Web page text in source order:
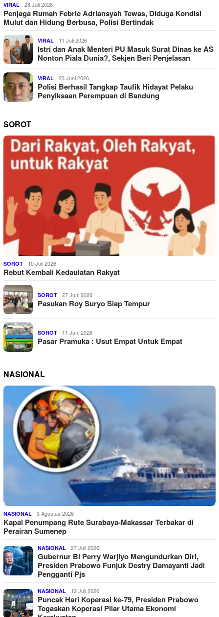
VIRAL 28 Juli 2026
Penjaga Rumah Febrie Adriansyah Tewas, Diduga Kondisi
Mulut dan Hidung Berbusa, Polisi Bertindak
VIRAL 11 Juli 2026
Istri dan Anak Menteri PU Masuk Surat Dinas ke AS
Nonton Piala Dunia?, Sekjen Beri Penjelasan
VIRAL 23 Juni 2026
Polisi Berhasil Tangkap Taufik Hidayat Pelaku
Penyiksaan Perempuan di Bandung
SOROT
SOROT 10 Juli 2026
Rebut Kembali Kedaulatan Rakyat
SOROT 27 Juni 2026
Pasukan Roy Suryo Siap Tempur
SOROT 11 Juni 2026
Pasar Pramuka : Usut Empat Untuk Empat
NASIONAL
NASIONAL 3 Agustus 2026
Kapal Penumpang Rute Surabaya-Makassar Terbakar di
Perairan Sumenep
NASIONAL 27 Juli 2026
Gubernur BI Perry Warjiyo Mengundurkan Diri,
Presiden Prabowo Funjuk Destry Damayanti Jadi
Pengganti Pjs
NASIONAL 12 Juli 2026
Puncak Hari Koperasi ke-79, Presiden Prabowo
Tegaskan Koperasi Pilar Utama Ekonomi